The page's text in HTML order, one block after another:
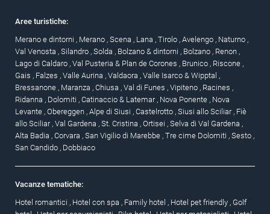
Aree turistiche:
Merano e dintorni , Merano , Scena , Lana , Tirolo , Avelengo , Naturno ,
Val Venosta , Silandro , Solda , Bolzano & dintorni , Bolzano , Renon ,
Lago di Caldaro , Val Pusteria & Plan de Corones , Brunico , Riscone ,
Gais , Falzes , Valle Aurina , Valdaora , Valle Isarco & Wipptal ,
Bressanone , Maranza , Chiusa , Val di Funes , Vipiteno , Racines ,
Ridanna , Dolomiti , Catinaccio & Latemar , Nova Ponente , Nova
Levante , Obereggen , Alpe di Siusi , Castelrotto , Siusi allo Sciliar , Fiè
allo Sciliar , Val Gardena , St. Cristina , Ortisei , Selva di Val Gardena ,
Alta Badia , Corvara , San Vigilio di Marebbe , Tre cime Dolomiti , Sesto ,
San Candido , Dobbiaco
Vacanze tematiche:
Hotel romantici , Hotel con spa , Family hotel , Hotel pet friendly , Golf